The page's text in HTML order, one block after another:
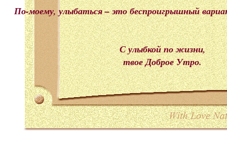
По-моему, улыбаться – это беспроигрышный
С улыбкой по жизни,
твое Доброе Утро.